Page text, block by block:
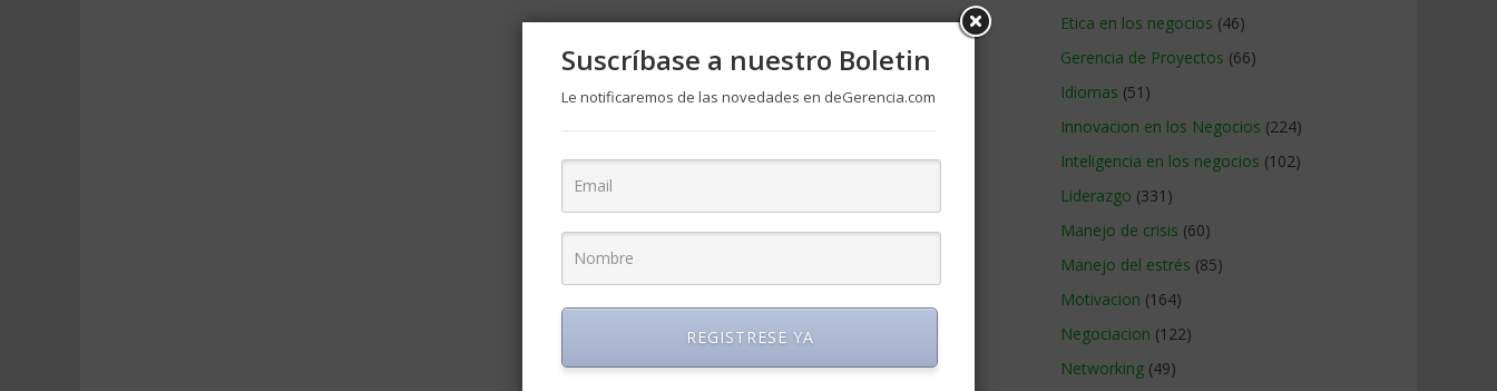
Etica en los negocios (46)
Gerencia de Proyectos (66)
Idiomas (51)
Innovacion en los Negocios (224)
Inteligencia en los negocios (102)
Liderazgo (331)
Manejo de crisis (60)
Manejo del estrés (85)
Motivacion (164)
Negociacion (122)
Networking (49)
Suscríbase a nuestro Boletin
Le notificaremos de las novedades en deGerencia.com
REGISTRESE YA